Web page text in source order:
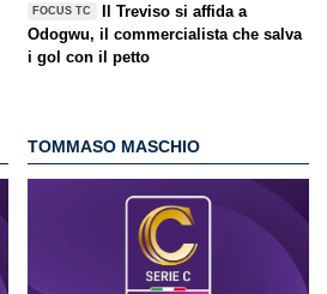
FOCUS TC
Il Treviso si affida a
Odogwu, il commercialista che salva
i gol con il petto
TOMMASO MASCHIO